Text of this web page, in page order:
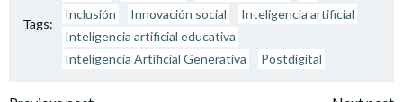
Tags:
Inclusión
Innovación social
Inteligencia artificial
Inteligencia artificial educativa
Inteligencia Artificial Generativa
Postdigital